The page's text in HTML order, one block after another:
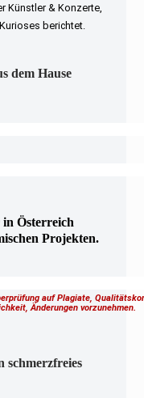
Künstler & Konzerte,
berichtet.
dem Hause
Österreich
Projekten.
auf Plagiate,
Änderungen vorzunehmen.
schmerzfreies